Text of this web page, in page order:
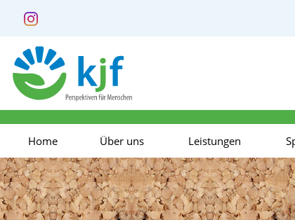
Home Über uns Leistungen